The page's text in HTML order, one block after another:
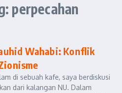
perpecahan
Wahabi: Konflik
di sebuah kafe, saya berdiskusi
dari kalangan NU. Dalam